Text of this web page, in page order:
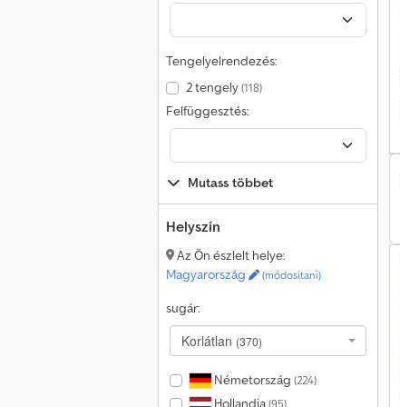
Tengelyelrendezés:
2 tengely(118)
Felfüggesztés:
Mutass többet
Helyszín
Az Ön észlelt helye:
Magyarország
(módosítani)
sugár:
Korlátlan (370)
Németország (224)
Hollandia(95)